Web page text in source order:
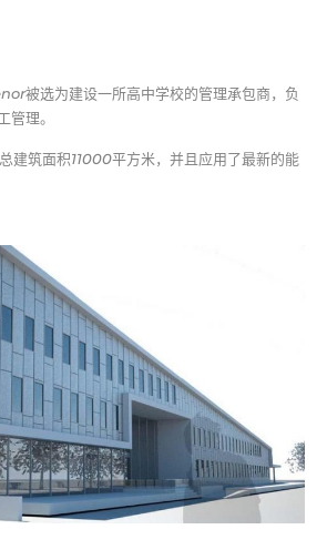
被选为建设一所高中学校的管理承包商，负
管理。
建筑面积11000平方米，并且应用了最新的能